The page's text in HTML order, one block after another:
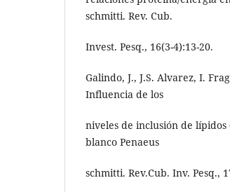
schmitti. Rev. Cub.
Invest. Pesq., 16(3-4):13-20.
Galindo, J., J.S. Alvarez, I.
Influencia de los
niveles de inclusión de
blanco Penaeus
schmitti. Rev.Cub. Inv. Pesq.,